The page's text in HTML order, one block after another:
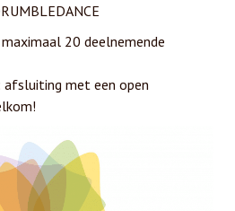
20 deelnemende
afsluiting met een open